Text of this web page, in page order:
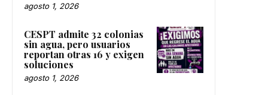
agosto 1, 2026
CESPT admite 32 colonias
sin agua, pero usuarios
reportan otras 16 y exigen
soluciones
agosto 1, 2026